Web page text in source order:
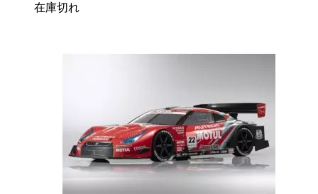
在庫切れ